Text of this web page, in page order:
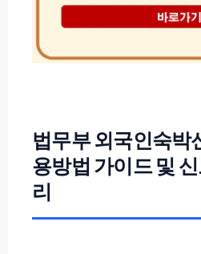
법무부 외국인숙박
용방법 가이드 및
리